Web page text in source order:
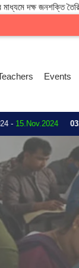
দক্ষ জনশক্তি
Events
03.2024 সালে